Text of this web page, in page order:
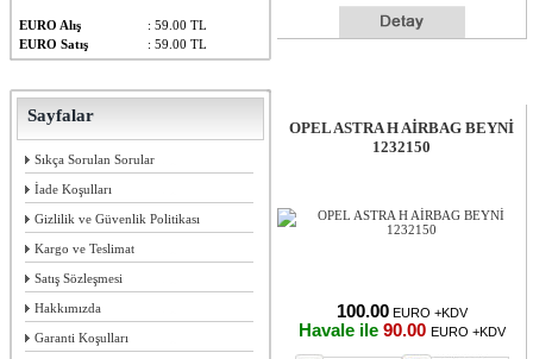
EURO Alış
: 59.00 TL
EURO Satış
: 59.00 TL
Sayfalar
Sıkça Sorulan Sorular
İade Koşulları
Gizlilik ve Güvenlik Politikası
Kargo ve Teslimat
Satış Sözleşmesi
Hakkımızda
Garanti Koşulları
OPEL ASTRA H AİRBAG BEYNİ
1232150
100.00 EURO +KDV
Havale ile 90.00 EURO +KDV